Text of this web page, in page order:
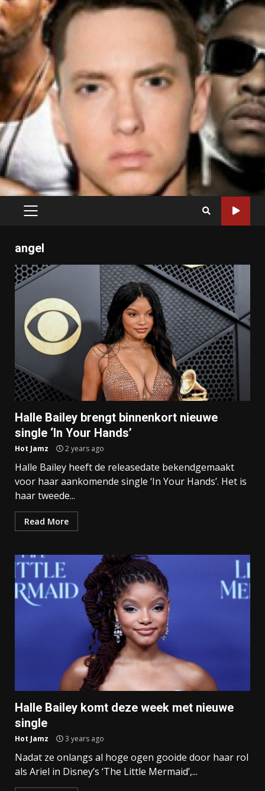
PRIMARY
angel
Halle Bailey brengt binnenkort nieuwe
single ‘In Your Hands’
Hot Jamz 2 years ago
Halle Bailey heeft de releasedate bekendgemaakt
voor haar aankomende single ‘In Your Hands’. Het is
haar tweede...
Read More
Halle Bailey komt deze week met nieuwe
single
Hot Jamz 3 years ago
Nadat ze onlangs al hoge ogen gooide door haar rol
als Ariel in Disney’s ‘The Little Mermaid’,...